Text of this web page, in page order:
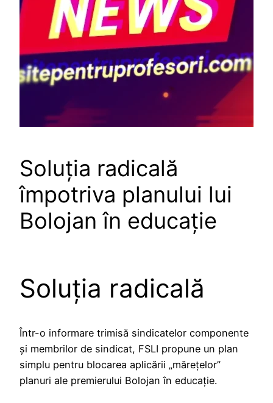
Soluția radicală
împotriva planului lui
Bolojan în educație
Soluția radicală
Într-o informare trimisă sindicatelor componente
și membrilor de sindicat, FSLI propune un plan
simplu pentru blocarea aplicării „mărețelor”
planuri ale premierului Bolojan în educație.